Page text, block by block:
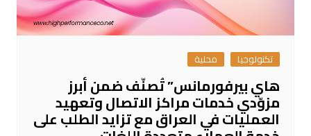
تكنولوجيا محلية
هاي بيرفورمانس” تُصنّف ضمن أبرز
مزوّدي خدمات مراكز الاتصال وتعهيد
العمليات في العراق مع تزايد الطلب على